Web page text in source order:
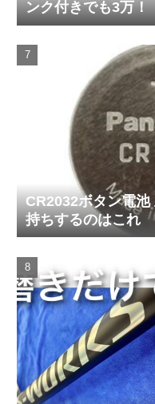
ンク付きでも3万！
CR2032ボタン電
持ちするのはこれ